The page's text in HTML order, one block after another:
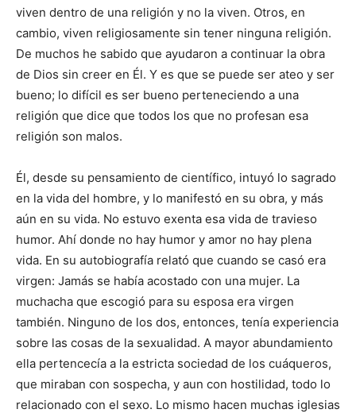
viven dentro de una religión y no la viven. Otros, en
cambio, viven religiosamente sin tener ninguna religión.
De muchos he sabido que ayudaron a continuar la obra
de Dios sin creer en Él. Y es que se puede ser ateo y ser
bueno; lo difícil es ser bueno perteneciendo a una
religión que dice que todos los que no profesan esa
religión son malos.
Él, desde su pensamiento de científico, intuyó lo sagrado
en la vida del hombre, y lo manifestó en su obra, y más
aún en su vida. No estuvo exenta esa vida de travieso
humor. Ahí donde no hay humor y amor no hay plena
vida. En su autobiografía relató que cuando se casó era
virgen: Jamás se había acostado con una mujer. La
muchacha que escogió para su esposa era virgen
también. Ninguno de los dos, entonces, tenía experiencia
sobre las cosas de la sexualidad. A mayor abundamiento
ella pertencecía a la estricta sociedad de los cuáqueros,
que miraban con sospecha, y aun con hostilidad, todo lo
relacionado con el sexo. Lo mismo hacen muchas iglesias